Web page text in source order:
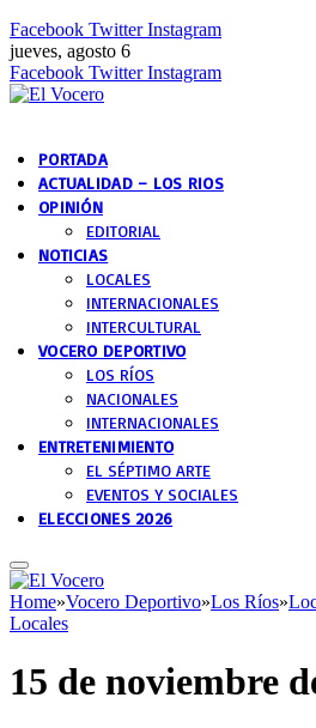
Facebook Twitter Instagram
jueves, agosto 6
Facebook Twitter Instagram
PORTADA
ACTUALIDAD – LOS RIOS
OPINIÓN
EDITORIAL
NOTICIAS
LOCALES
INTERNACIONALES
INTERCULTURAL
VOCERO DEPORTIVO
LOS RÍOS
NACIONALES
INTERNACIONALES
ENTRETENIMIENTO
EL SÉPTIMO ARTE
EVENTOS Y SOCIALES
ELECCIONES 2026
Home»Vocero Deportivo»Los Ríos»
Locales
15 de noviembre